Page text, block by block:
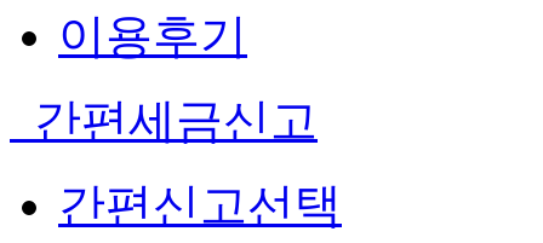
이용후기
간편세금신고
간편신고선택